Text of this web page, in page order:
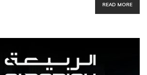
READ MORE